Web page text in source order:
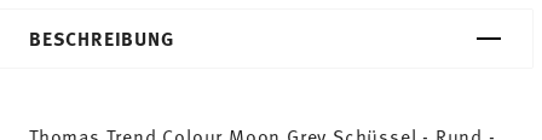
BESCHREIBUNG